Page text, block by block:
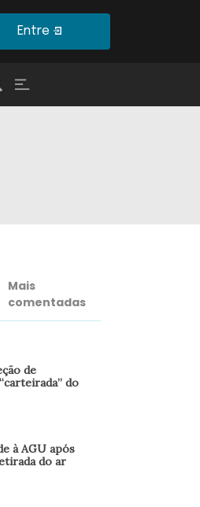
Entre
Mais
comentadas
de
do
à AGU após
do ar